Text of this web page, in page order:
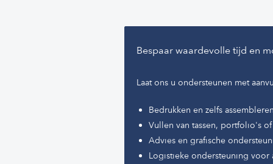
Bespaar waardevolle tijd en
Laat ons u ondersteunen met
Bedrukken en zelfs
Vullen van tassen, portfolio's
Advies en grafische
Logistieke ondersteuning voor